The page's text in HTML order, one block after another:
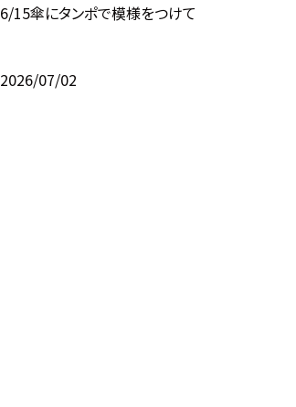
6/15傘にタンポで模様をつけて
2026/07/02